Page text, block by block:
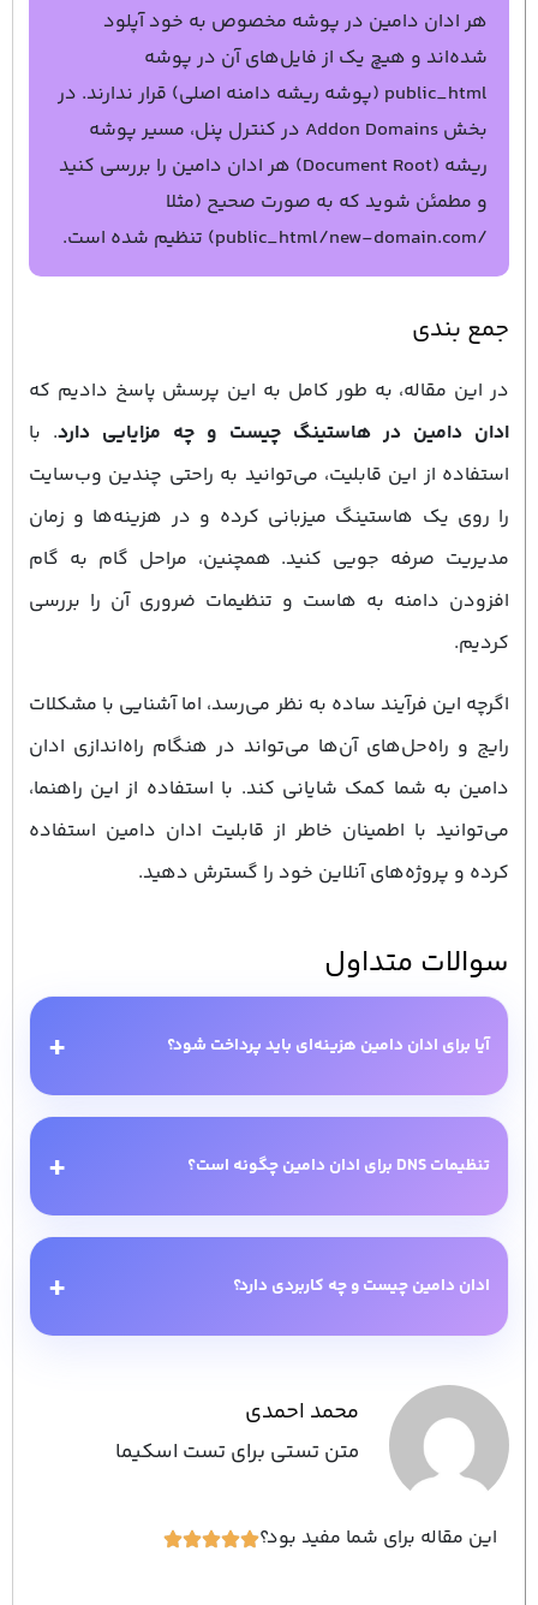
هر ادان دامین در پوشه مخصوص به خود آپلود
شده‌اند و هیچ یک از فایل‌های آن در پوشه
public_html (پوشه ریشه دامنه اصلی) قرار ندارند. در
بخش Addon Domains در کنترل پنل، مسیر پوشه
ریشه (Document Root) هر ادان دامین را بررسی کنید
و مطمئن شوید که به صورت صحیح (مثلا
/public_html/new-domain.com) تنظیم شده است.
جمع بندی
در این مقاله، به طور کامل به این پرسش پاسخ دادیم که
ادان دامین در هاستینگ چیست و چه مزایایی دارد. با
استفاده از این قابلیت، می‌توانید به راحتی چندین وب‌سایت
را روی یک هاستینگ میزبانی کرده و در هزینه‌ها و زمان
مدیریت صرفه‌ جویی کنید. همچنین، مراحل گام به گام
افزودن دامنه به هاست و تنظیمات ضروری آن را بررسی
کردیم.
اگرچه این فرآیند ساده به نظر می‌رسد، اما آشنایی با مشکلات
رایج و راه‌حل‌های آن‌ها می‌تواند در هنگام راه‌اندازی ادان
دامین به شما کمک شایانی کند. با استفاده از این راهنما،
می‌توانید با اطمینان خاطر از قابلیت ادان دامین استفاده
کرده و پروژه‌های آنلاین خود را گسترش دهید.
سوالات متداول
آیا برای ادان دامین هزینه‌ای باید پرداخت شود؟ +
تنظیمات DNS برای ادان دامین چگونه است؟ +
ادان دامین چیست و چه کاربردی دارد؟ +
محمد احمدی
متن تستی برای تست اسکیما
این مقاله برای شما مفید بود؟